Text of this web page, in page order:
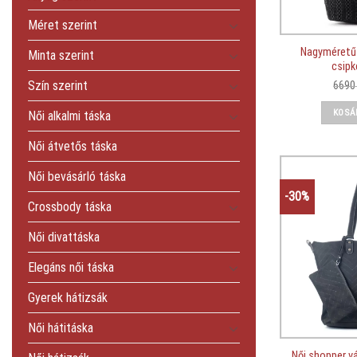
Méret szerint
Minta szerint
Szín szerint
Női alkalmi táska
Női átvetős táska
Női bevásárló táska
Crossbody táska
Női divattáska
Elegáns női táska
Gyerek hátizsák
Női hátitáska
-30%